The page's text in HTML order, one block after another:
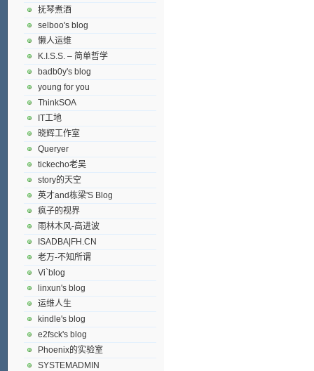
抚琴煮酒
selboo's blog
懒人运维
K.I.S.S. – 简单哲学
badb0y's blog
young for you
ThinkSOA
IT工地
晓辉工作室
Queryer
tickecho老吴
story的天空
英才and栋梁'S Blog
疯子的视界
雨林木风-高进波
ISADBA|FH.CN
老万-不知所谓
Vi`blog
linxun's blog
运维人生
kindle's blog
e2fsck's blog
Phoenix的实验室
SYSTEMADMIN